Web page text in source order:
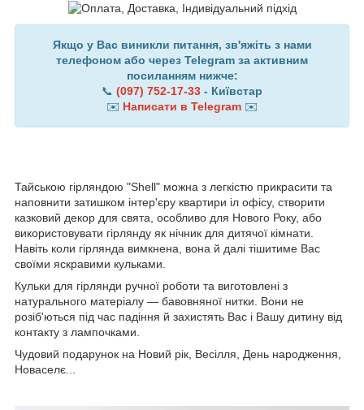
Якщо у Вас виникли питання, зв'яжіть з нами
телефоном або через Telegram за активним
посиланням нижче:
📞 (097) 752-17-33 - Київстар
✉️ Написати в Telegram ✉️
Тайською гірляндою "Shell" можна з легкістю прикрасити та
наповнити затишком інтер'єру квартири іл офісу, створити
казковий декор для свята, особливо для Нового Року, або
використовувати гірлянду як нічник для дитячої кімнати.
Навіть коли гірлянда вимкнена, вона й далі тішитиме Вас
своїми яскравими кульками.
Кульки для гірлянди ручної роботи та виготовлені з
натурального матеріалу — бавовняної нитки. Вони не
розіб'ються під час падіння й захистять Вас і Вашу дитину від
контакту з лампочками.
Чудовий подарунок на Новий рік, Весілля, День народження,
Новаселє...